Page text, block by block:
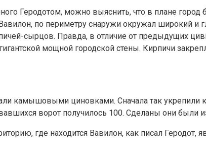
Геродотом, можно выяснить, что в плане
Вавилон, по периметру снаружи окружал широкий
сырцов. Правда, в отличие от предыдущих
мощной городской стены. Кирпичи
камышовыми циновками. Сначала так укрепили
ворот получилось 100. Сделаны они были
где находится Вавилон, как писал Геродот,